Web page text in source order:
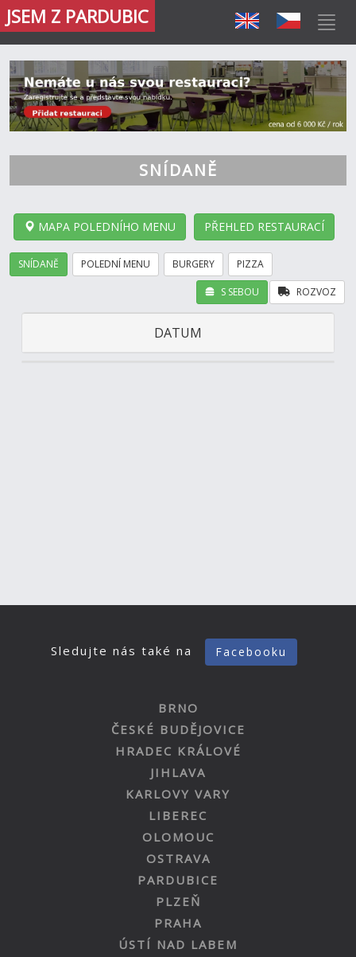
JSEM Z PARDUBIC
SNÍDANĚ
MAPA POLEDNÍHO MENU PŘEHLED RESTAURACÍ
SNÍDANĚ POLEDNÍ MENU BURGERY PIZZA
ROZVOZ
S SEBOU
DATUM
Sledujte nás také na Facebooku
BRNO
ČESKÉ BUDĚJOVICE
HRADEC KRÁLOVÉ
JIHLAVA
KARLOVY VARY
LIBEREC
OLOMOUC
OSTRAVA
PARDUBICE
PLZEŇ
PRAHA
ÚSTÍ NAD LABEM